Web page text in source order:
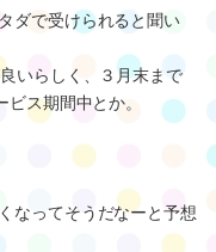
ダで受けられると聞い
いらしく、３月末まで
ス期間中とか。
なってそうだなーと予想